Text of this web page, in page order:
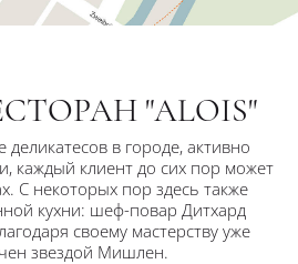
"ALOIS"
в городе, активно
каждый клиент до сих пор может
С некоторых пор здесь также
кухни: шеф-повар Дитхард
своему мастерству уже
звездой Мишлен.